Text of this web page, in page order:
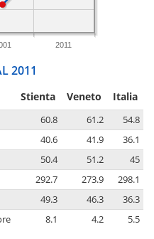
2011
2011
Stienta Veneto Italia
60.8 61.2
54.8
40.6 41.9
36.1
50.4 51.2
45
292.7 273.9
298.1
49.3 46.3
36.3
8.1 4.2 5.5